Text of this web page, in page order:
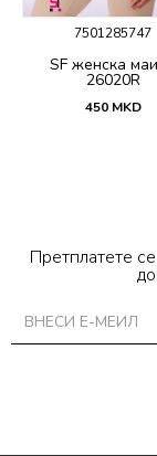
7501285747
SF женска
26020R
450 MKD
Претплатете